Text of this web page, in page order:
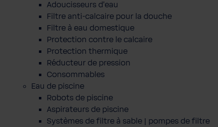
Adoucisseurs d'eau
Filtre anti-calcaire pour la douche
Filtre à eau domestique
Protection contre le calcaire
Protection thermique
Réducteur de pression
Consommables
Eau de piscine
Robots de piscine
Aspirateurs de piscine
Systèmes de filtre à sable | pompes de filtre